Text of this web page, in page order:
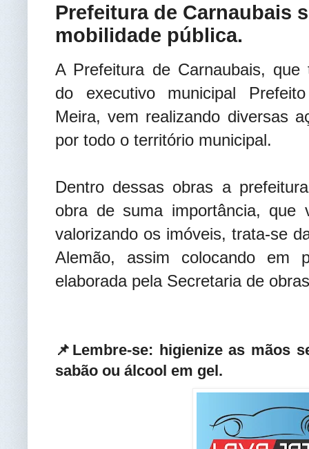
Prefeitura de Carnaubais
mobilidade pública.
A Prefeitura de Carnaubais,
do executivo municipal
Meira, vem realizando diversas
por todo o território municipal.
Dentro dessas obras a
obra de suma importância, que
valorizando os imóveis, trata-se
Alemão, assim colocando em
elaborada pela Secretaria de
📌Lembre-se: higienize as mãos
sabão ou álcool em gel.